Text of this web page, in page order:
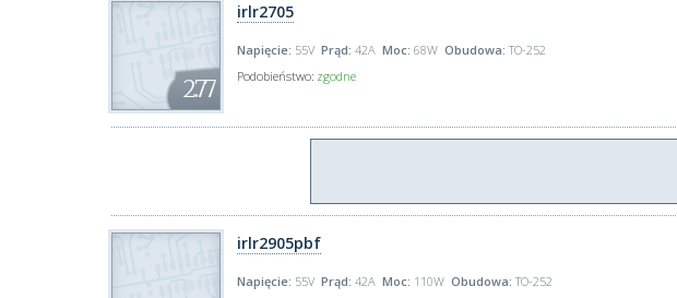
2.77
irlr2705
Napięcie: 55V Prąd: 42A Moc: 68W Obudowa: TO-252
Podobieństwo: zgodne
irlr2905pbf
Napięcie: 55V Prąd: 42A Moc: 110W Obudowa: TO-252